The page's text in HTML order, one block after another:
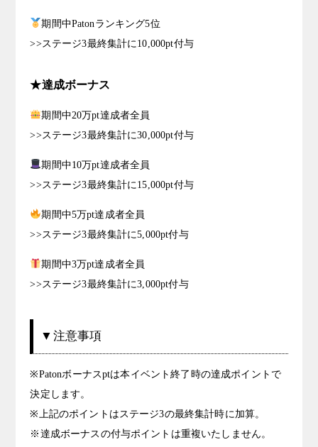
期間中Patonランキング5位
>>ステージ3最終集計に10,000pt付与
★達成ボーナス
期間中20万pt達成者全員
>>ステージ3最終集計に30,000pt付与
期間中10万pt達成者全員
>>ステージ3最終集計に15,000pt付与
期間中5万pt達成者全員
>>ステージ3最終集計に5,000pt付与
期間中3万pt達成者全員
>>ステージ3最終集計に3,000pt付与
▼注意事項
※Patonボーナスptは本イベント終了時の達成ポイントで
決定します。
※上記のポイントはステージ3の最終集計時に加算。
※達成ボーナスの付与ポイントは重複いたしません。